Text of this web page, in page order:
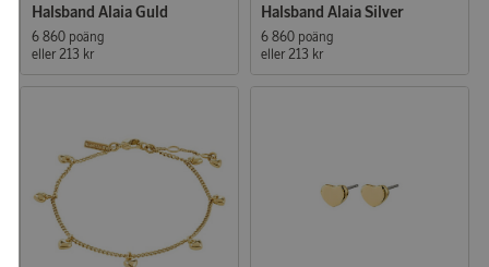
Halsband Alaia Guld
6 860 poäng
eller 213 kr
Halsband Alaia Silver
6 860 poäng
eller 213 kr